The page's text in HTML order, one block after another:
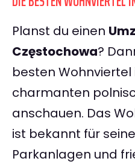
Planst du einen
Częstochowa?
besten Wohnviertel
charmanten
anschauen. Das
ist bekannt für
Parkanlagen und